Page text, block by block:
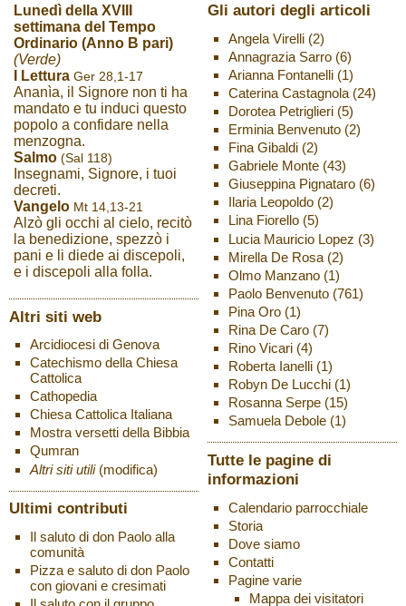
Lunedì della XVIII
settimana del Tempo
Ordinario (Anno B pari)
(Verde)
I Lettura Ger 28,1-17
Ananìa, il Signore non ti ha
mandato e tu induci questo
popolo a confidare nella
menzogna.
Salmo (Sal 118)
Insegnami, Signore, i tuoi
decreti.
Vangelo Mt 14,13-21
Alzò gli occhi al cielo, recitò
la benedizione, spezzò i
pani e li diede ai discepoli,
e i discepoli alla folla.
Altri siti web
Arcidiocesi di Genova
Catechismo della Chiesa
Cattolica
Cathopedia
Chiesa Cattolica Italiana
Mostra versetti della Bibbia
Qumran
Altri siti utili (modifica)
Ultimi contributi
Il saluto di don Paolo alla
comunità
Pizza e saluto di don Paolo
con giovani e cresimati
Gli autori degli articoli
Angela Virelli(2)
Annagrazia Sarro(6)
Arianna Fontanelli(1)
Caterina Castagnola(24)
Dorotea Petriglieri(5)
Erminia Benvenuto(2)
Fina Gibaldi(2)
Gabriele Monte(43)
Giuseppina Pignataro(6)
Ilaria Leopoldo(2)
Lina Fiorello(5)
Lucia Mauricio Lopez (3)
Mirella De Rosa(2)
Olmo Manzano(1)
Paolo Benvenuto(761)
Pina Oro(1)
Rina De Caro(7)
Rino Vicari(4)
Roberta Ianelli(1)
Robyn De Lucchi(1)
Rosanna Serpe(15)
Samuela Debole(1)
Tutte le pagine di
informazioni
Calendario parrocchiale
Storia
Dove siamo
Contatti
Pagine varie
Mappa dei visitatori